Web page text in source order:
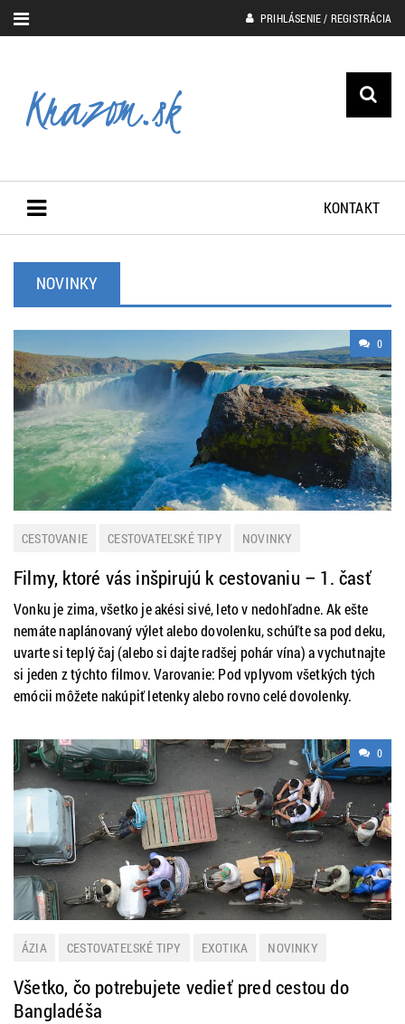
PRIHLÁSENIE / REGISTRÁCIA
KONTAKT
NOVINKY
0
CESTOVANIE CESTOVATEĽSKÉ TIPY NOVINKY
Filmy, ktoré vás inšpirujú k cestovaniu – 1. časť
Vonku je zima, všetko je akési sivé, leto v nedohľadne. Ak ešte
nemáte naplánovaný výlet alebo dovolenku, schúľte sa pod deku,
uvarte si teplý čaj (alebo si dajte radšej pohár vína) a vychutnajte
si jeden z týchto filmov. Varovanie: Pod vplyvom všetkých tých
emócii môžete nakúpiť letenky alebo rovno celé dovolenky.
0
ÁZIA CESTOVATEĽSKÉ TIPY EXOTIKA
NOVINKY
PRAKTICKÉ INFORMÁCIE
Všetko, čo potrebujete vedieť pred cestou do
Bangladéša